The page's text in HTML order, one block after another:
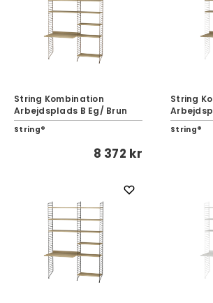
String Kombination
Arbejdsplads B Eg/ Brun
String®
8 372 kr
String
String®